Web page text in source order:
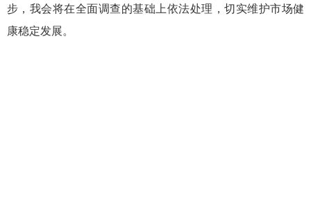
步，我会将在全面调查的基础上依法处理，切实维护市场健
康稳定发展。